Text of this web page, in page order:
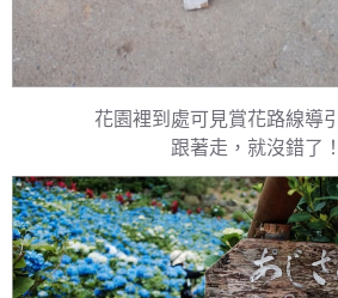
花園裡到處可見賞花路線導
跟著走，就沒錯了！